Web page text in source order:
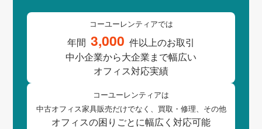
コーユーレンティアでは
年間 3,000 件以上のお取引
中小企業から大企業 まで幅広い
オフィス対応実績
コーユーレンティアは
中古オフィス家具販売だけでなく、 買取 ・ 修理、 その他
オフィスの困りごとに幅広く 対応可能